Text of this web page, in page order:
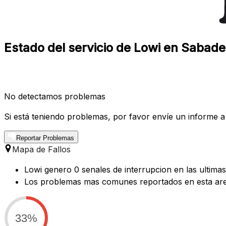
Estado del servicio de Lowi en
No detectamos problemas
Si está teniendo problemas, por favor envíe un informe
Reportar Problemas
Mapa de Fallos
Lowi genero 0 senales de interrupcion en las
Los problemas mas comunes reportados en esta
33%